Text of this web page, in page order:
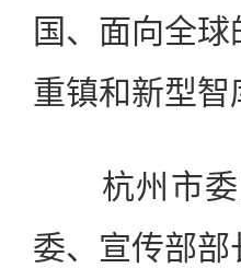
国、面向全
重镇和新型智
杭州市委
委、宣传部